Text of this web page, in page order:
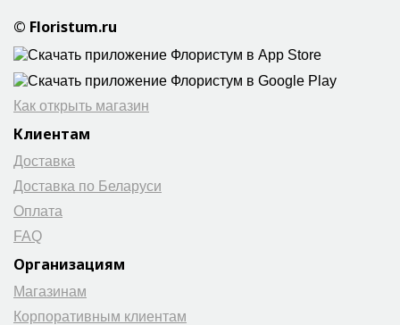
© Floristum.ru
Как открыть магазин
Клиентам
Доставка
Доставка по Беларуси
Оплата
FAQ
Организациям
Магазинам
Корпоративным клиентам